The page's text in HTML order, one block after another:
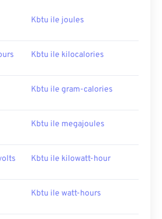
Kbtu ile joules
Kbtu ile kilocalories
Kbtu ile gram-calories
Kbtu ile megajoules
Kbtu ile kilowatt-hour
Kbtu ile watt-hours